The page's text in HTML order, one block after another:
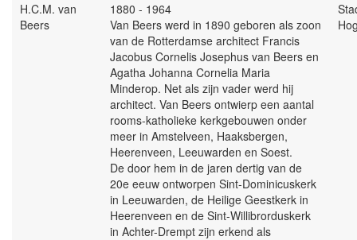
H.C.M. van
Beers
1880 - 1964
Van Beers werd in 1890 geboren als zoon
van de Rotterdamse architect Francis
Jacobus Cornelis Josephus van Beers en
Agatha Johanna Cornelia Maria
Minderop. Net als zijn vader werd hij
architect. Van Beers ontwierp een aantal
rooms-katholieke kerkgebouwen onder
meer in Amstelveen, Haaksbergen,
Heerenveen, Leeuwarden en Soest.
De door hem in de jaren dertig van de
20e eeuw ontworpen Sint-Dominicuskerk
in Leeuwarden, de Heilige Geestkerk in
Heerenveen en de Sint-Willibrorduskerk
in Achter-Drempt zijn erkend als